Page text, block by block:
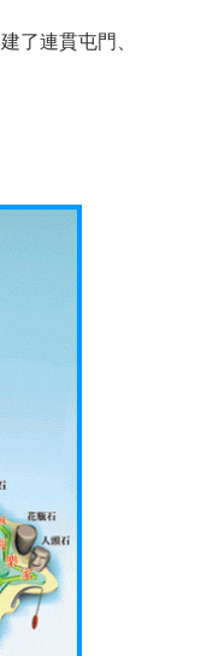
了連貫屯門、